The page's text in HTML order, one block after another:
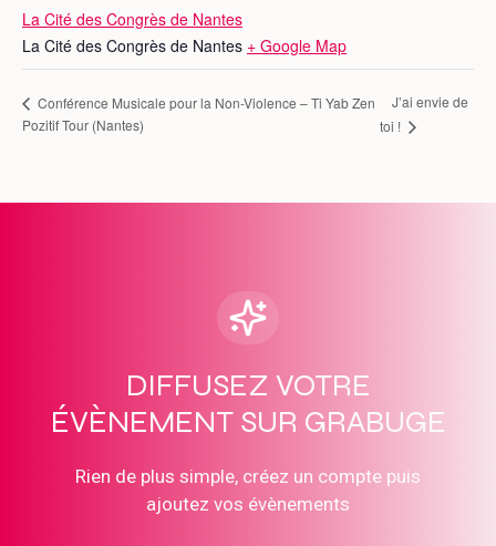
La Cité des Congrès de Nantes
La Cité des Congrès de Nantes + Google Map
Conférence Musicale pour la Non-Violence – Ti Yab Zen
Pozitif Tour (Nantes)
J’ai envie de
toi !
DIFFUSEZ VOTRE
ÉVÈNEMENT SUR GRABUGE
Rien de plus simple, créez un compte puis
ajoutez vos évènements